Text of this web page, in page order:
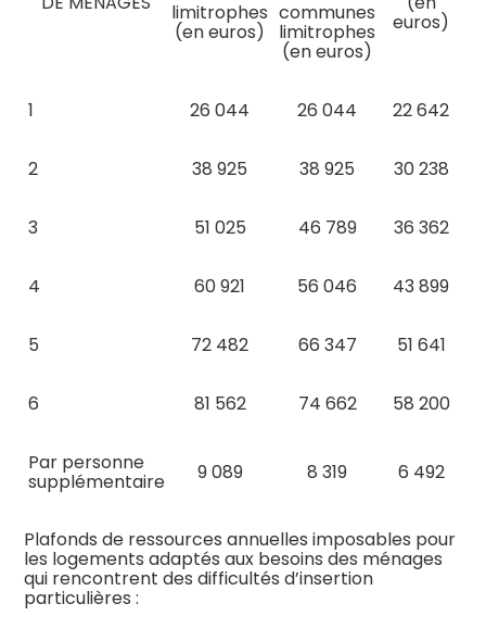
limitrophes
(en euros)
communes
limitrophes
(en euros)
euros)
1 26 044 26 044 22 642
2 38 925 38 925 30 238
3 51 025 46 789 36 362
4 60 921 56 046 43 899
5 72 482 66 347 51 641
6 81 562 74 662 58 200
Par personne
supplémentaire 9 089 8 319 6 492
Plafonds de ressources annuelles imposables pour
les logements adaptés aux besoins des ménages
qui rencontrent des difficultés d’insertion
particulières :